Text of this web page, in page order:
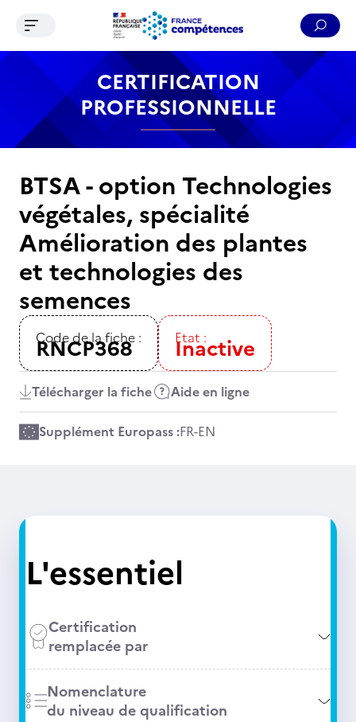
Contenu Recherche Menu Pied de page
Ouvrir le menu de navigation
CERTIFICATION
PROFESSIONNELLE
BTSA - option Technologies
végétales, spécialité
Amélioration des plantes
et technologies des
semences
Code de la fiche :
RNCP368 Etat :
Inactive
Télécharger la fiche Aide en ligne
Supplément Europass :FR-EN
L'essentiel
Certification
remplacée par
Nomenclature
du niveau de qualification